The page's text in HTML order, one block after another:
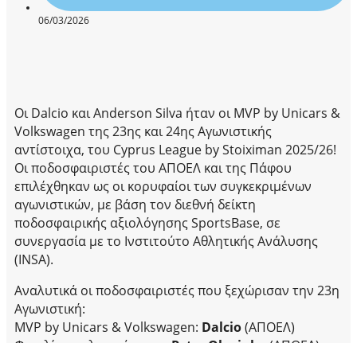
06/03/2026
Oι Dalcio και Anderson Silva ήταν οι MVP by Unicars &
Volkswagen της 23ης και 24ης Αγωνιστικής
αντίστοιχα, του Cyprus League by Stoiximan 2025/26!
Οι ποδοσφαιριστές του ΑΠΟΕΛ και της Πάφου
επιλέχθηκαν ως οι κορυφαίοι των συγκεκριμένων
αγωνιστικών, με βάση τον διεθνή δείκτη
ποδοσφαιρικής αξιολόγησης SportsBase, σε
συνεργασία με το Ινστιτούτο Αθλητικής Ανάλυσης
(INSA).
Αναλυτικά οι ποδοσφαιριστές που ξεχώρισαν την 23η
Αγωνιστική:
MVP by Unicars & Volkswagen: Dalcio(ΑΠΟΕΛ)